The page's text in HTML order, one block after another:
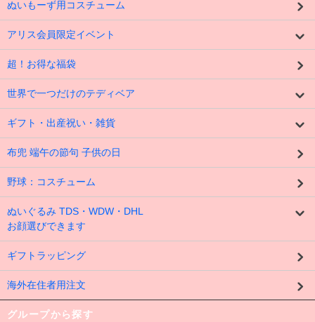
ぬいもーず用コスチューム
アリス会員限定イベント
超！お得な福袋
世界で一つだけのテディベア
ギフト・出産祝い・雑貨
布兜 端午の節句 子供の日
野球：コスチューム
ぬいぐるみ TDS・WDW・DHL
お顔選びできます
ギフトラッピング
海外在住者用注文
グループから探す